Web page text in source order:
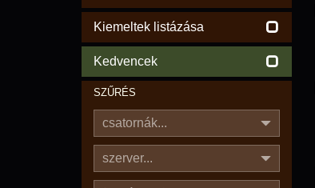
Kiemeltek listázása
Kedvencek
SZŰRÉS
csatornák...
szerver...